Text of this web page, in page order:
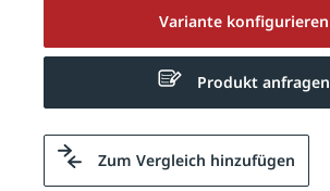
Variante konfigurieren
Produkt anfragen
Zum Vergleich hinzufügen